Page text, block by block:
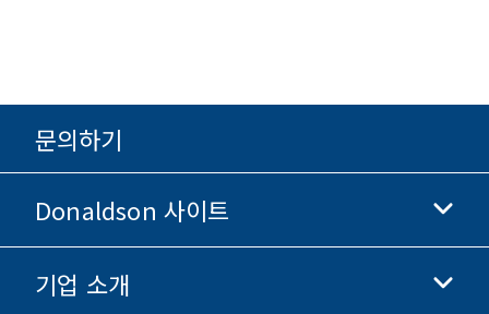
문의하기
Donaldson 사이트
Donaldson 생명과학
기업 소개